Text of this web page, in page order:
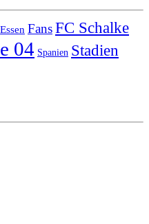
Essen FansFC Schalke
04 Spanien Stadien